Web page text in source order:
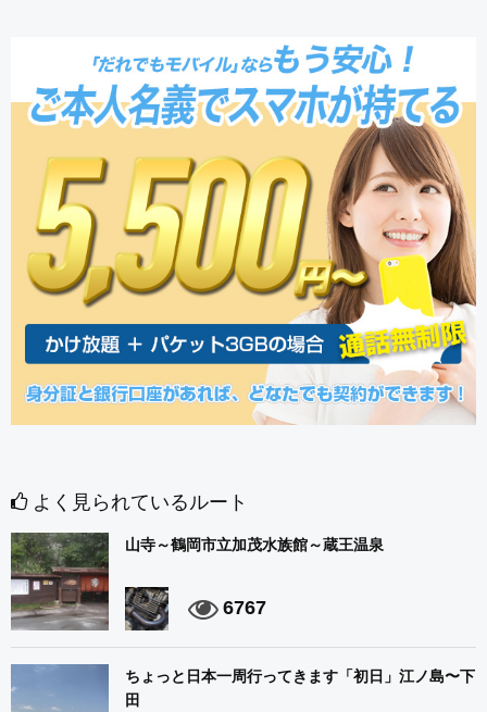
よく見られているルート
山寺～鶴岡市立加茂水族館～蔵王温泉
6767
ちょっと日本一周行ってきます「初日」江ノ島〜下
田